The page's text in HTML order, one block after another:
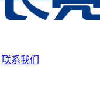
联系我们